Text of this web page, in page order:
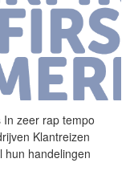
In zeer rap tempo
Klantreizen
hun handelingen